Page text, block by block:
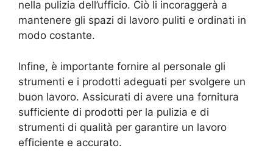
nella pulizia dell’ufficio. Ciò li incoraggerà a
mantenere gli spazi di lavoro puliti e ordinati in
modo costante.
Infine, è importante fornire al personale gli
strumenti e i prodotti adeguati per svolgere un
buon lavoro. Assicurati di avere una fornitura
sufficiente di prodotti per la pulizia e di
strumenti di qualità per garantire un lavoro
efficiente e accurato.